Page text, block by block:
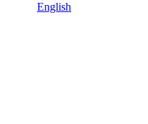
English